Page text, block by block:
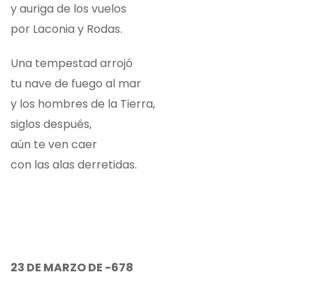
y auriga de los vuelos
por Laconia y Rodas.
Una tempestad arrojó
tu nave de fuego al mar
y los hombres de la Tierra,
siglos después,
aún te ven caer
con las alas derretidas.
23 DE MARZO DE -678